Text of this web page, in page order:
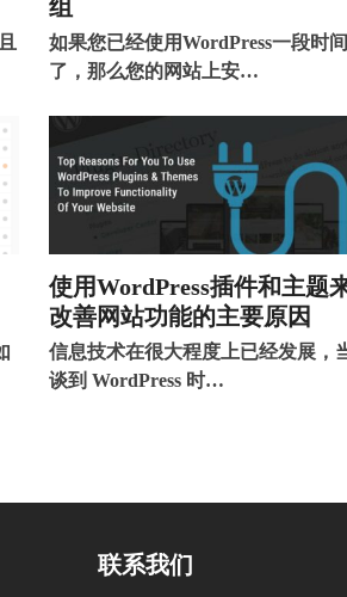
组
如果您已经使用WordPress一段时间
了，那么您的网站上安…
使用WordPress插件和主题
改善网站功能的主要原因
信息技术在很大程度上已经发展，
谈到 WordPress 时…
联系我们